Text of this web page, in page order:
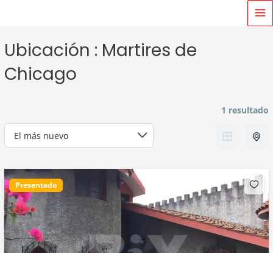
Ubicación : Martires de
Chicago
1 resultado
Presentado